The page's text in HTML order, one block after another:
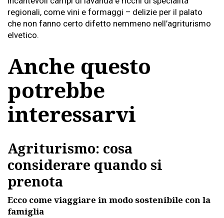
regionali, come vini e formaggi – delizie per il palato
che non fanno certo difetto nemmeno nell’agriturismo
elvetico.
Anche questo
potrebbe
interessarvi
Agriturismo: cosa
considerare quando si
prenota
Ecco come viaggiare in modo sostenibile con la
famiglia